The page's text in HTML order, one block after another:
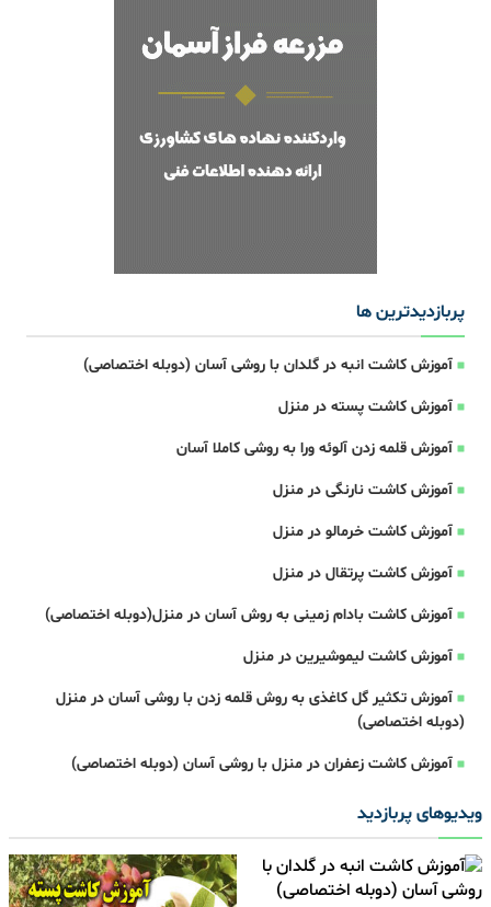
پربازدیدترین ها
آموزش کاشت انبه در گلدان با روشی آسان (دوبله اختصاصی)
آموزش کاشت پسته در منزل
آموزش قلمه زدن آلوئه ورا به روشی کاملا آسان
آموزش کاشت نارنگی در منزل
آموزش کاشت خرمالو در منزل
آموزش کاشت پرتقال در منزل
آموزش کاشت بادام زمینی به روش آسان در منزل(دوبله اختصاصی)
آموزش کاشت لیموشیرین در منزل
آموزش تکثیر گل کاغذی به روش قلمه زدن با روشی آسان در منزل
(دوبله اختصاصی)
آموزش کاشت زعفران در منزل با روشی آسان (دوبله اختصاصی)
ویدیوهای پربازدید